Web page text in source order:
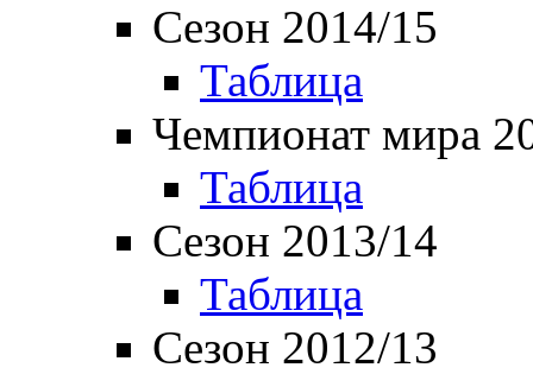
Сезон 2014/15
Таблица
Чемпионат мира
Таблица
Сезон 2013/14
Таблица
Сезон 2012/13